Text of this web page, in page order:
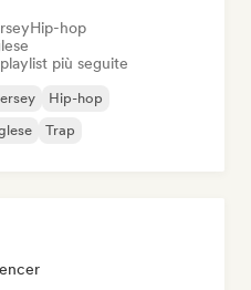
Hip-hop
più seguite
Hip-hop
Trap